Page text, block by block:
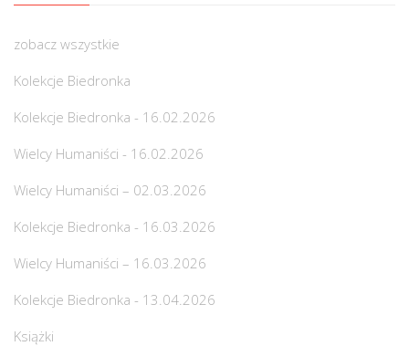
zobacz wszystkie
Kolekcje Biedronka
Kolekcje Biedronka - 16.02.2026
Wielcy Humaniści - 16.02.2026
Wielcy Humaniści – 02.03.2026
Kolekcje Biedronka - 16.03.2026
Wielcy Humaniści – 16.03.2026
Kolekcje Biedronka - 13.04.2026
Książki